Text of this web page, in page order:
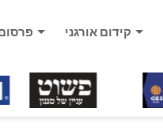
קידום אורגני